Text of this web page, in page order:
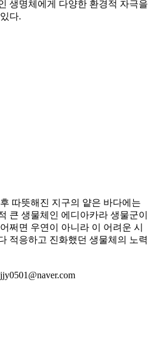
생명체에게 다양한 환경적 자극을
다.
따뜻해진 지구의 얕은 바다에는
큰 생물체인 에디아카라 생물군이
쩌면 우연이 아니라 이 어려운 시
적응하고 진화했던 생물체의 노력